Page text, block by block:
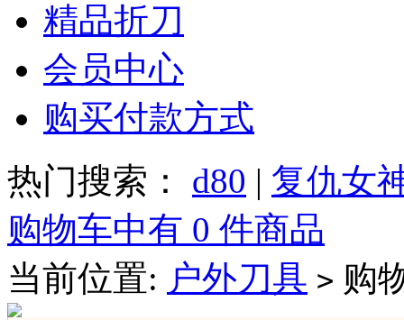
精品折刀
会员中心
购买付款方式
热门搜索： d80 | 复仇女
购物车中有 0 件商品
当前位置: 户外刀具 > 购